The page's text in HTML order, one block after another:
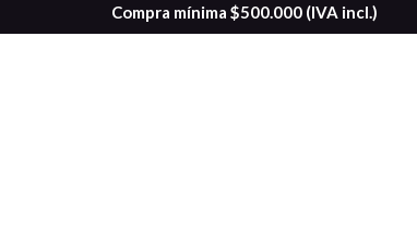
Compra mínima $500.000(IVA incl.)